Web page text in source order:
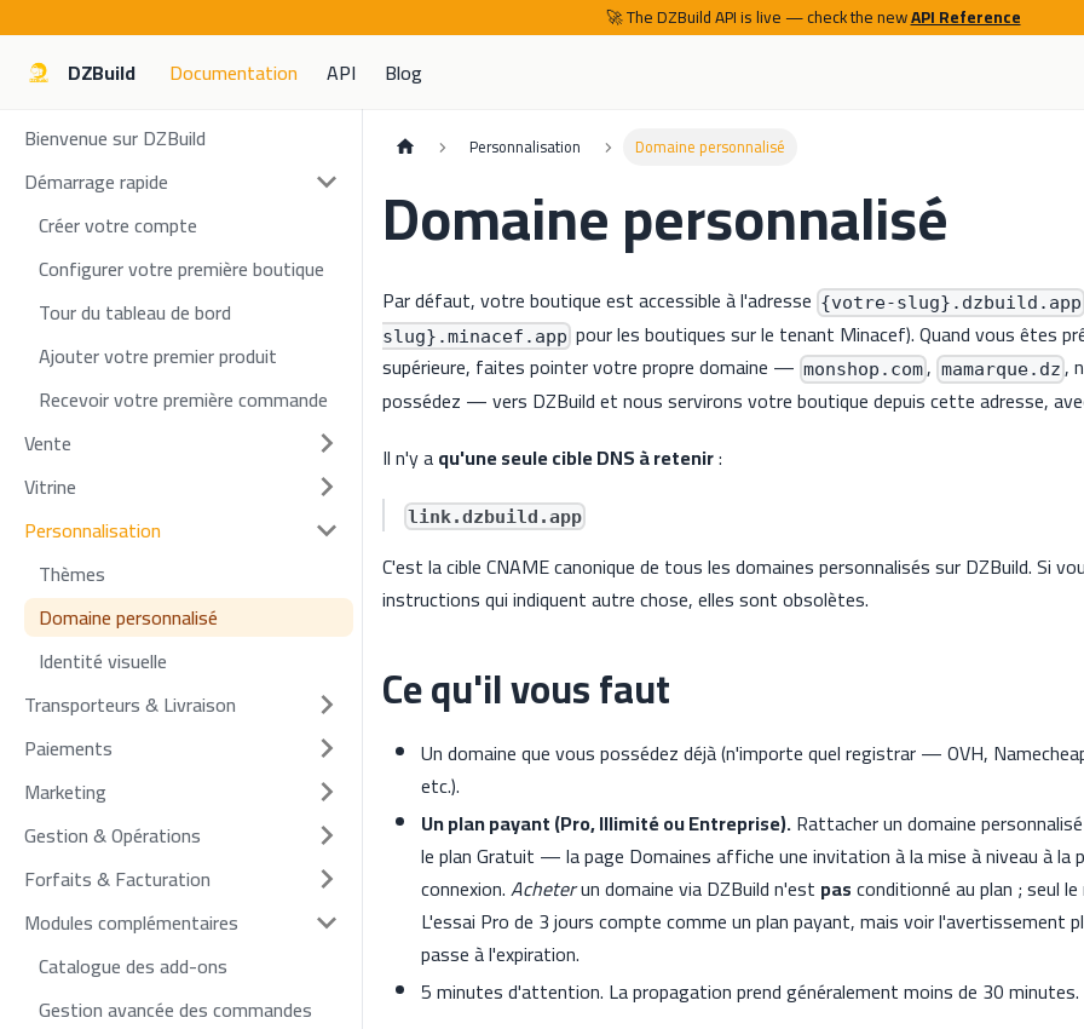
🚀 The DZBuild API is live — check the newAPI Reference
DZBuild Documentation API
Blog
Bienvenue sur DZBuild
Démarrage rapide
Créer votre compte
Configurer votre première boutique
Tour du tableau de bord
Ajouter votre premier produit
Recevoir votre première commande
Vente
Vitrine
Personnalisation
Thèmes
Domaine personnalisé
Identité visuelle
Transporteurs & Livraison
Paiements
Marketing
Gestion & Opérations
Forfaits & Facturation
Modules complémentaires
Catalogue des add-ons
Gestion avancée des commandes
Personnalisation Domaine personnalisé
Domaine personnalisé
Par défaut, votre boutique est accessible à l'adresse {votre-slug}.dzbuild.app
slug}.minacef.app pour les boutiques sur le tenant Minacef). Quand vous êtes
supérieure, faites pointer votre propre domaine — monshop.com, mamarque.dz ,
possédez — vers DZBuild et nous servirons votre boutique depuis cette adresse,
Il n'y aqu'une seule cible DNS à retenir:
link.dzbuild.app
C'est la cible CNAME canonique de tous les domaines personnalisés sur DZBuild. Si
instructions qui indiquent autre chose, elles sont obsolètes.
Ce qu'il vous faut
Un domaine que vous possédez déjà (n'importe quel registrar — OVH,
etc.).
Un plan payant (Pro, Illimité ou Entreprise).Rattacher un domaine
le plan Gratuit — la page Domaines affiche une invitation à la mise à niveau à la
connexion.Acheterun domaine via DZBuild n'est pasconditionné au plan ; seul
L'essai Pro de 3 jours compte comme un plan payant, mais voir l'avertissement
passe à l'expiration.
5 minutes d'attention. La propagation prend généralement moins de 30 minutes.